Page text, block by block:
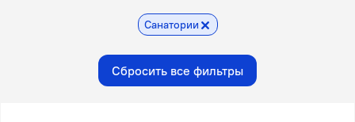
Санатории
Сбросить все фильтры